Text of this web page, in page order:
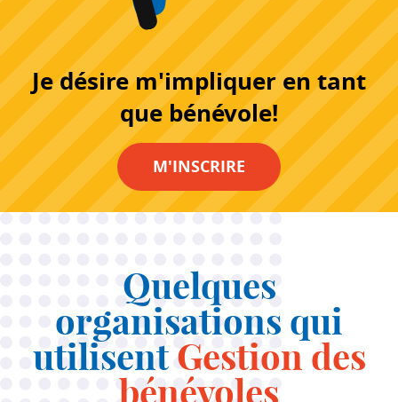
Je désire m'impliquer en tant
que bénévole!
M'INSCRIRE
Quelques
organisations qui
utilisentGestion des
bénévoles